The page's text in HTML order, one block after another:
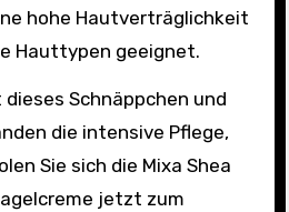
hohe Hautverträglichkeit
Hauttypen geeignet.
Schnäppchen und
die intensive Pflege,
Sie sich die Mixa Shea
jetzt zum